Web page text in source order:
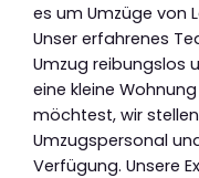
es um Umzüge von
Unser erfahrenes
Umzug reibungslos
eine kleine
möchtest, wir
Umzugspersonal
Verfügung. Unsere